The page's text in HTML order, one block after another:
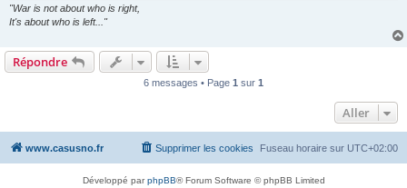
"War is not about who is right,
It's about who is left..."
Répondre
6 messages • Page 1 sur 1
Aller
www.casusno.fr Fuseau horaire sur UTC+02:00
Supprimer les cookies
Développé parphpBB® Forum Software © phpBB Limited